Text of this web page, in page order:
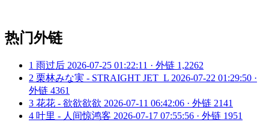
热门外链
1 雨过后 2026-07-25 01:22:11 · 外链 1,2262
2 栗林みな実 - STRAIGHT JET_L 2026-07-22 01:29:50 ·
外链 4361
3 花花 - 欲欲欲欲 2026-07-11 06:42:06 · 外链 2141
4 叶里 - 人间惊鸿客 2026-07-17 07:55:56 · 外链 1951